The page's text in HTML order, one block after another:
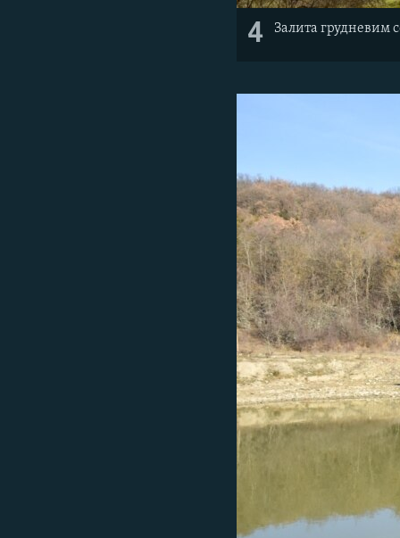
4 Залита грудневим